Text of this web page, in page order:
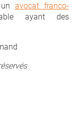
avocat franco-
ayant des